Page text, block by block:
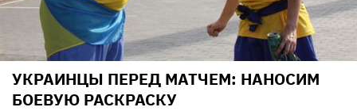
УКРАИНЦЫ ПЕРЕД МАТЧЕМ: НАНОСИМ
БОЕВУЮ РАСКРАСКУ